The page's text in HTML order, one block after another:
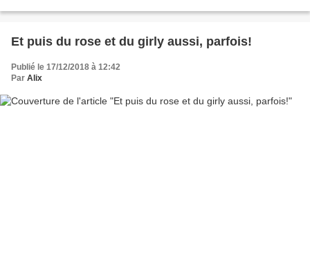
Et puis du rose et du girly aussi, parfois!
Publié le 17/12/2018 à 12:42
Par Alix